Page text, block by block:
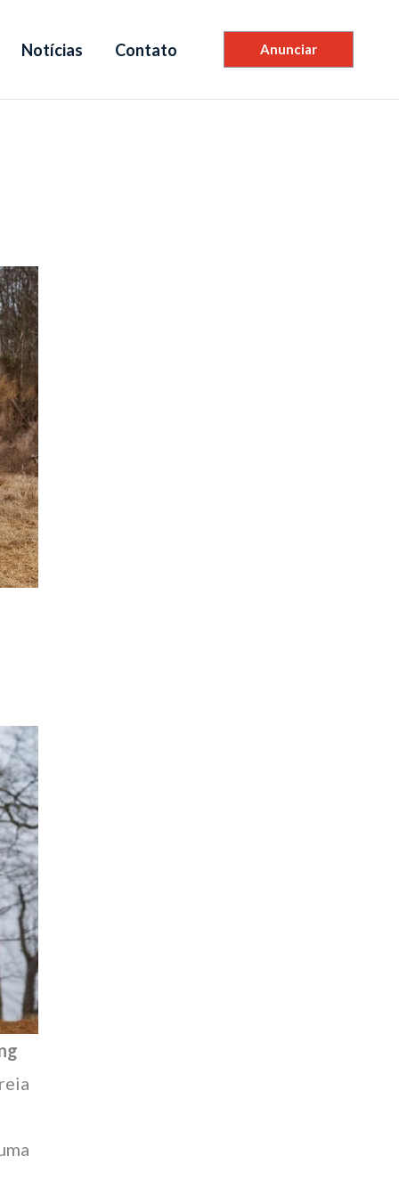
Notícias Contato Anunciar